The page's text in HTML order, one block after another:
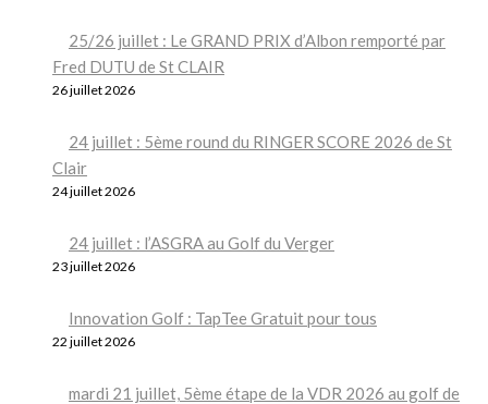
25/26 juillet : Le GRAND PRIX d’Albon remporté par
Fred DUTU de St CLAIR
26 juillet 2026
24 juillet : 5ème round du RINGER SCORE 2026 de St
Clair
24 juillet 2026
24 juillet : l’ASGRA au Golf du Verger
23 juillet 2026
Innovation Golf : TapTee Gratuit pour tous
22 juillet 2026
mardi 21 juillet, 5ème étape de la VDR 2026 au golf de